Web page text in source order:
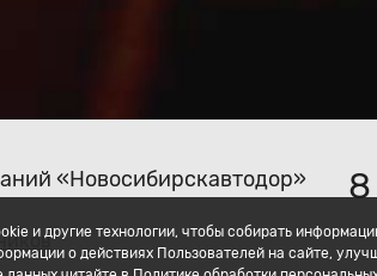
«Новосибирскавтодор»
и другие технологии, чтобы собирать
о действиях Пользователей на сайте,